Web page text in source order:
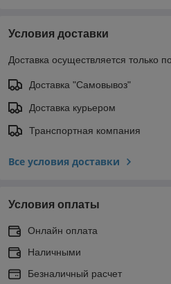
Условия доставки
Доставка осуществляется только
Доставка "Самовывоз"
Доставка курьером
Транспортная компания
Все условия доставки
Условия оплаты
Онлайн оплата
Наличными
Безналичный расчет